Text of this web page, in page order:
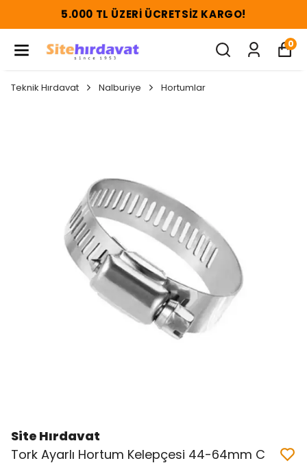
5.000 TL ÜZERI ÜCRETSIZ KARGO!
0
Teknik Hırdavat Nalburiye Hortumlar
Site Hırdavat
Tork Ayarlı Hortum Kelepçesi 44-64mm C